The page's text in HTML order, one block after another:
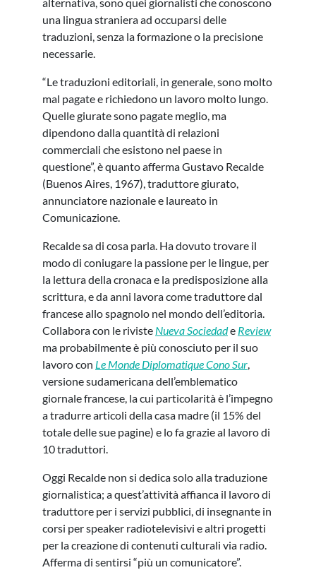
una lingua straniera ad occuparsi delle
traduzioni, senza la formazione o la precisione
necessarie.
“Le traduzioni editoriali, in generale, sono molto
mal pagate e richiedono un lavoro molto lungo.
Quelle giurate sono pagate meglio, ma
dipendono dalla quantità di relazioni
commerciali che esistono nel paese in
questione”, è quanto afferma Gustavo Recalde
(Buenos Aires, 1967), traduttore giurato,
annunciatore nazionale e laureato in
Comunicazione.
Recalde sa di cosa parla. Ha dovuto trovare il
modo di coniugare la passione per le lingue, per
la lettura della cronaca e la predisposizione alla
scrittura, e da anni lavora come traduttore dal
francese allo spagnolo nel mondo dell’editoria.
Collabora con le riviste Nueva Sociedade Review
ma probabilmente è più conosciuto per il suo
lavoro con Le Monde Diplomatique Cono Sur
versione sudamericana dell’emblematico
giornale francese, la cui particolarità è l’impegno
a tradurre articoli della casa madre (il 15% del
totale delle sue pagine) e lo fa grazie al lavoro di
10 traduttori.
Oggi Recalde non si dedica solo alla traduzione
giornalistica; a quest’attività affianca il lavoro di
traduttore per i servizi pubblici, di insegnante in
corsi per speaker radiotelevisivi e altri progetti
per la creazione di contenuti culturali via radio.
Afferma di sentirsi “più un comunicatore”.